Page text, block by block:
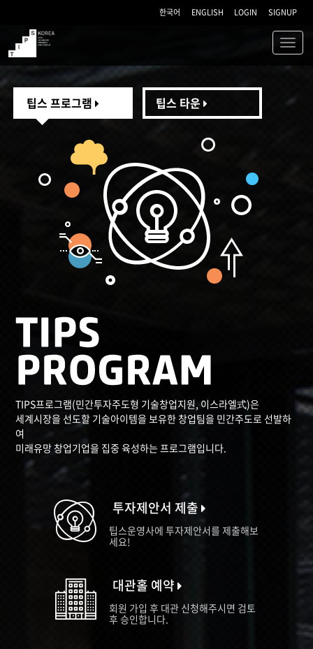
한국어 ENGLISH LOGIN SIGNUP
TIPS
팁스 프로그램 팁스 타운
TIPS프로그램(민간투자주도형 기술창업지원, 이스라엘式)은
세계시장을 선도할 기술아이템을 보유한 창업팀을 민간주도로 선발하
여
미래유망 창업기업을 집중 육성하는 프로그램입니다.
투자제안서 제출
팁스운영사에 투자제안서를 제출해보
세요!
대관홀 예약
회원 가입 후 대관 신청해주시면 검토
후 승인합니다.